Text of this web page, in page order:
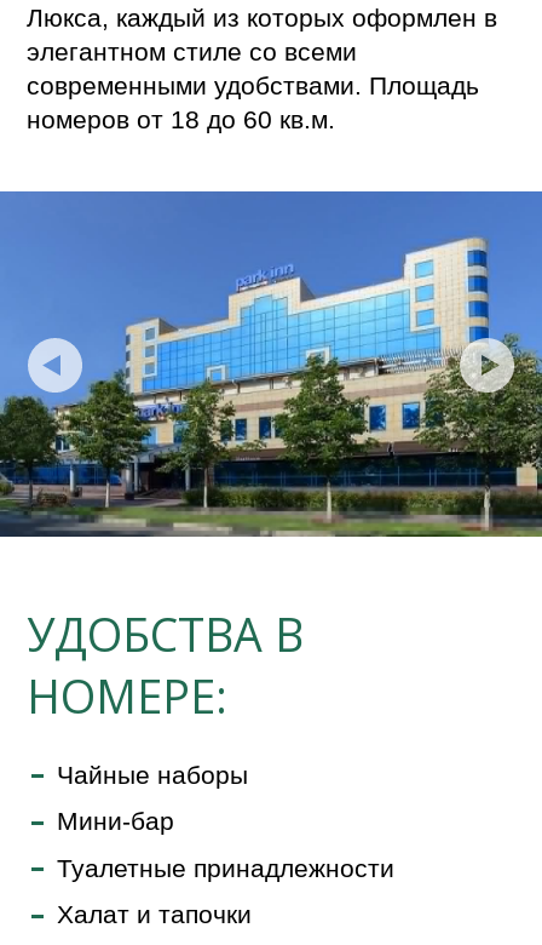
Люкса, каждый из которых оформлен в
элегантном стиле со всеми
современными удобствами. Площадь
номеров от 18 до 60 кв.м.
УДОБСТВА В
НОМЕРЕ:
Чайные наборы
Мини-бар
Туалетные принадлежности
Халат и тапочки